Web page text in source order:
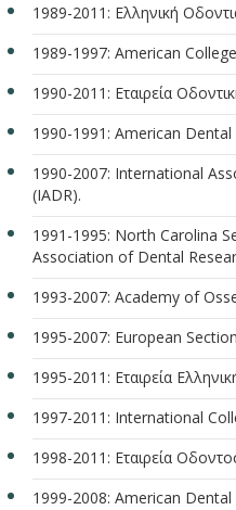
1989-2011: Ελληνική
1989-1997: American
1990-2011: Εταιρεία
1990-1991: American
1990-2007: International
(IADR).
1991-1995: North Carolina
Association of Dental
1993-2007: Academy of
1995-2007: European
1995-2011: Εταιρεία
1997-2011: International
1998-2011: Εταιρεία
1999-2008: American